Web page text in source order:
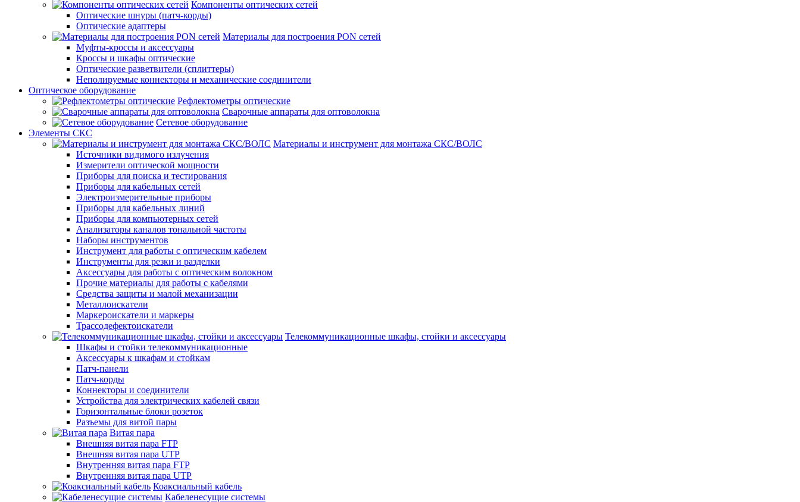
Компоненты оптических сетей
Оптические шнуры (патч-корды)
Оптические адаптеры
Материалы для построения PON сетей
Муфты-кроссы и аксессуары
Кроссы и шкафы оптические
Оптические разветвители (сплиттеры)
Неполируемые коннекторы и механические соединители
Оптическое оборудование
Рефлектометры оптические
Сварочные аппараты для оптоволокна
Сетевое оборудование
Элементы СКС
Материалы и инструмент для монтажа СКС/ВОЛС
Источники видимого излучения
Измерители оптической мощности
Приборы для поиска и тестирования
Приборы для кабельных сетей
Электроизмерительные приборы
Приборы для кабельных линий
Приборы для компьютерных сетей
Анализаторы каналов тональной частоты
Наборы инструментов
Инструмент для работы с оптическим кабелем
Инструменты для резки и разделки
Аксессуары для работы с оптическим волокном
Прочие материалы для работы с кабелями
Средства защиты и малой механизации
Металлоискатели
Маркероискатели и маркеры
Трассодефектоискатели
Телекоммуникационные шкафы, стойки и аксессуары
Шкафы и стойки телекоммуникационные
Аксессуары к шкафам и стойкам
Патч-панели
Патч-корды
Коннекторы и соединители
Устройства для электрических кабелей связи
Горизонтальные блоки розеток
Разъемы для витой пары
Витая пара
Внешняя витая пара FTP
Внешняя витая пара UTP
Внутренняя витая пара FTP
Внутренняя витая пара UTP
Коаксиальный кабель
Кабеленесущие системы